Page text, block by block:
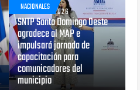
NACIONALES
AGOSTO 05, 2026
SNTP Santo Domingo Oeste
agradece al MAP e
impulsará jornada de
capacitación para
comunicadores del
municipio